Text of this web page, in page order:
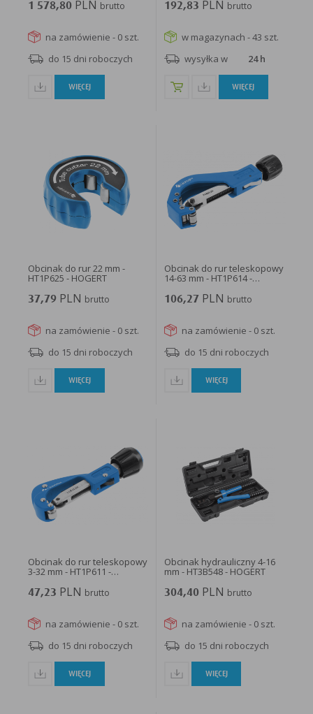
1 578,80PLN brutto
na zamówienie - 0 szt.
do 15 dni roboczych
WIĘCEJ
192,83 PLN brutto
w magazynach - 43 szt.
wysyłka w
24 h
WIĘCEJ
Obcinak do rur 22 mm -
HT1P625 - HOGERT
37,79PLN brutto
na zamówienie - 0 szt.
do 15 dni roboczych
WIĘCEJ
Obcinak do rur teleskopowy
14-63 mm - HT1P614 -
106,27 PLN brutto
na zamówienie - 0 szt.
do 15 dni roboczych
WIĘCEJ
Obcinak do rur teleskopowy
3-32 mm - HT1P611 -
47,23 PLN brutto
na zamówienie - 0 szt.
do 15 dni roboczych
WIĘCEJ
Obcinak hydrauliczny 4-16
mm - HT3B548 - HOGERT
304,40 PLN brutto
na zamówienie - 0 szt.
do 15 dni roboczych
WIĘCEJ